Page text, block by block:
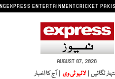
EXPRESS ENTERTAINMENTCRICKET
AUGUST 07, 2026
لگائیں | لائیو ٹی وی | آج کا اخبار